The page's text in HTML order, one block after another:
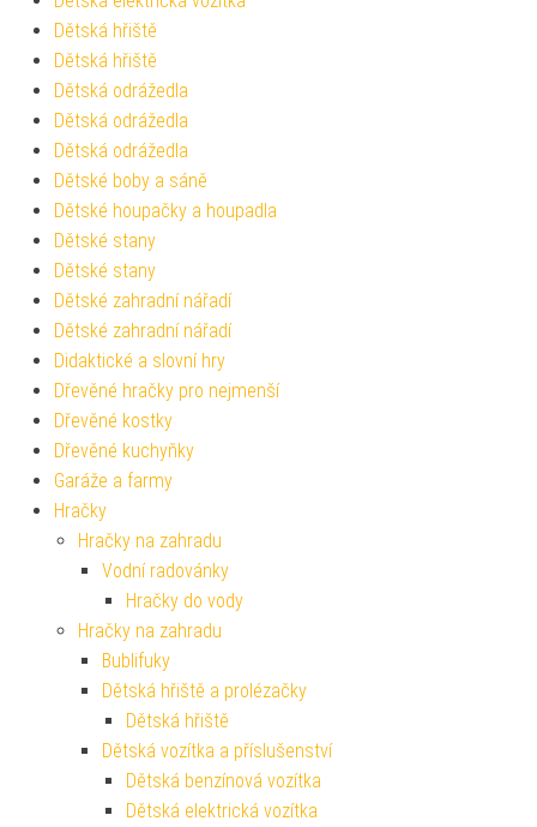
Dětská hřiště
Dětská hřiště
Dětská odrážedla
Dětská odrážedla
Dětská odrážedla
Dětské boby a sáně
Dětské houpačky a houpadla
Dětské stany
Dětské stany
Dětské zahradní nářadí
Dětské zahradní nářadí
Didaktické a slovní hry
Dřevěné hračky pro nejmenší
Dřevěné kostky
Dřevěné kuchyňky
Garáže a farmy
Hračky
Hračky na zahradu
Vodní radovánky
Hračky do vody
Hračky na zahradu
Bublifuky
Dětská hřiště a prolézačky
Dětská hřiště
Dětská vozítka a příslušenství
Dětská benzínová vozítka
Dětská elektrická vozítka